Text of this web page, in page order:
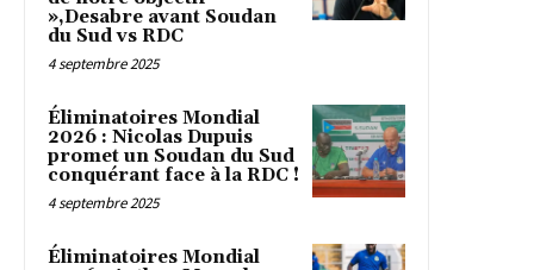
»,Desabre avant Soudan
du Sud vs RDC
4 septembre 2025
Éliminatoires Mondial
2026 : Nicolas Dupuis
promet un Soudan du Sud
conquérant face à la RDC !
4 septembre 2025
Éliminatoires Mondial